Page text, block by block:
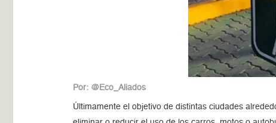
Por: @Eco_Aliados
Últimamente el objetivo de distintas ciudades